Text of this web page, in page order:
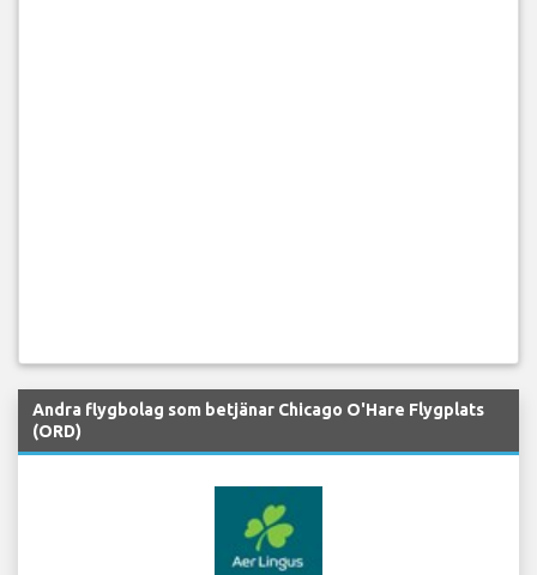
Andra flygbolag som betjänar Chicago O'Hare Flygplats
(ORD)